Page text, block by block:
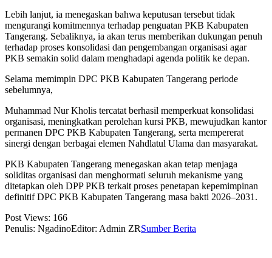
Lebih lanjut, ia menegaskan bahwa keputusan tersebut tidak
mengurangi komitmennya terhadap penguatan PKB Kabupaten
Tangerang. Sebaliknya, ia akan terus memberikan dukungan penuh
terhadap proses konsolidasi dan pengembangan organisasi agar
PKB semakin solid dalam menghadapi agenda politik ke depan.
Selama memimpin DPC PKB Kabupaten Tangerang periode
sebelumnya,
Muhammad Nur Kholis tercatat berhasil memperkuat konsolidasi
organisasi, meningkatkan perolehan kursi PKB, mewujudkan kantor
permanen DPC PKB Kabupaten Tangerang, serta mempererat
sinergi dengan berbagai elemen Nahdlatul Ulama dan masyarakat.
PKB Kabupaten Tangerang menegaskan akan tetap menjaga
soliditas organisasi dan menghormati seluruh mekanisme yang
ditetapkan oleh DPP PKB terkait proses penetapan kepemimpinan
definitif DPC PKB Kabupaten Tangerang masa bakti 2026–2031.
Post Views: 166
Penulis: NgadinoEditor: Admin ZRSumber Berita